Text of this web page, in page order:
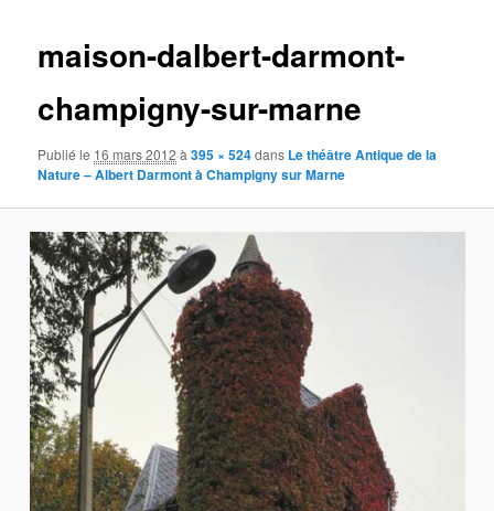
maison-dalbert-darmont-
champigny-sur-marne
Publié le 16 mars 2012 à395 × 524dans Le théâtre Antique de la
Nature – Albert Darmont à Champigny sur Marne